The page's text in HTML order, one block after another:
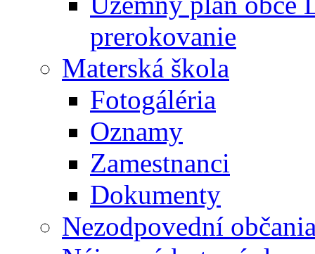
prerokovanie
Materská škola
Fotogáléria
Oznamy
Zamestnanci
Dokumenty
Nezodpovední